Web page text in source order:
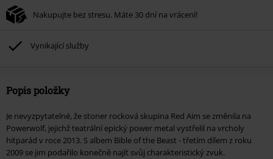
Nakupujte bez stresu. Máte 30 dní na vrácení!
Vynikající služby
Popis položky
Je nevyzpytatelné, že stoner rocková skupina Red Aim se změnila na
Powerwolf, jejichž teatrální epický power metal vystřelil na vrcholy
hitparád v roce 2013. S albem Bible of the Beast - třetím dílem z roku
2009 se jim podařilo konečně najít svůj charakteristický zvuk.